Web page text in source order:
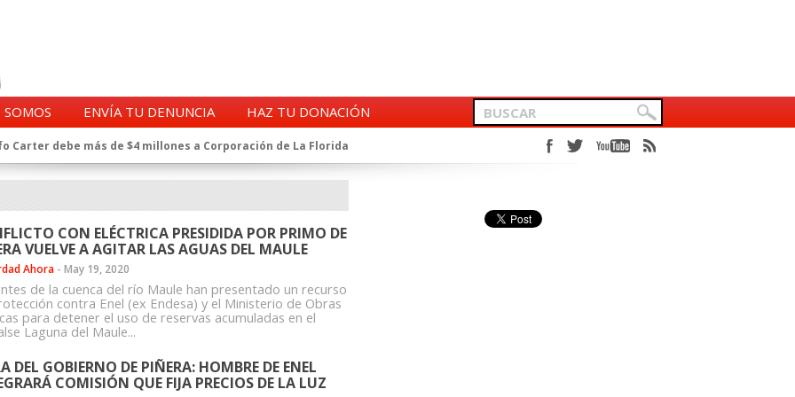
ENVÍA TU DENUNCIA
HAZ TU DONACIÓN
Carter debe más de $4 millones a Corporación de La Florida
de la CIA en Chile tras archivos desclasificados por Trump
exprefecto de Carabineros de Talca por supuesto fraude al
de Carabineros en el ajedrez del caso Huracán
imputado en caso Huracán, según chats en poder de la Fiscalía
vínculos con jueces del Grupo Arauco de Angelini
La denuncia que Carabineros ignoró
a Clínica Las Condes, vinculada al ministro Jaime Mañalich
de oficiales de la FACH recontratados por la DGAC
CON ELÉCTRICA PRESIDIDA POR PRIMO DE
VUELVE A AGITAR LAS AGUAS DEL MAULE
Ahora - May 19, 2020
de la cuenca del río Maule han presentado un recurso
contra Enel (ex Endesa) y el Ministerio de Obras
para detener el uso de reservas acumuladas en el
Laguna del Maule...
DEL GOBIERNO DE PIÑERA: HOMBRE DE ENEL
COMISIÓN QUE FIJA PRECIOS DE LA LUZ